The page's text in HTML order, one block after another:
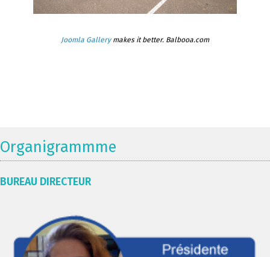
Joomla Gallerymakes it better. Balbooa.com
Organigrammme
BUREAU DIRECTEUR